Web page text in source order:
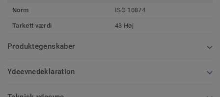
Norm
ISO 10874
Tarkett værdi 43 Høj
Produktegenskaber
Ydeevnedeklaration